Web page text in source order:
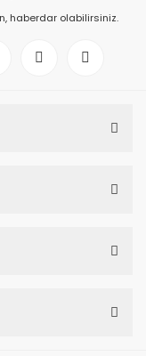
haberdar olabilirsiniz.